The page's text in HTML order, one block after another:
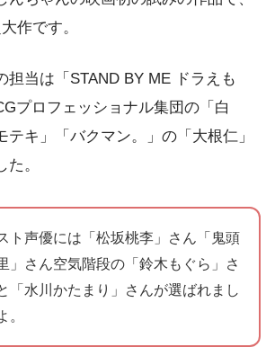
作です。
担当は「STAND BY ME ドラえも
プロフェッショナル集団の「白
テキ」「バクマン。」の「大根仁」
。
ト声優には「松坂桃李」さん「鬼頭
」さん空気階段の「鈴木もぐら」さ
「水川かたまり」さんが選ばれまし
。